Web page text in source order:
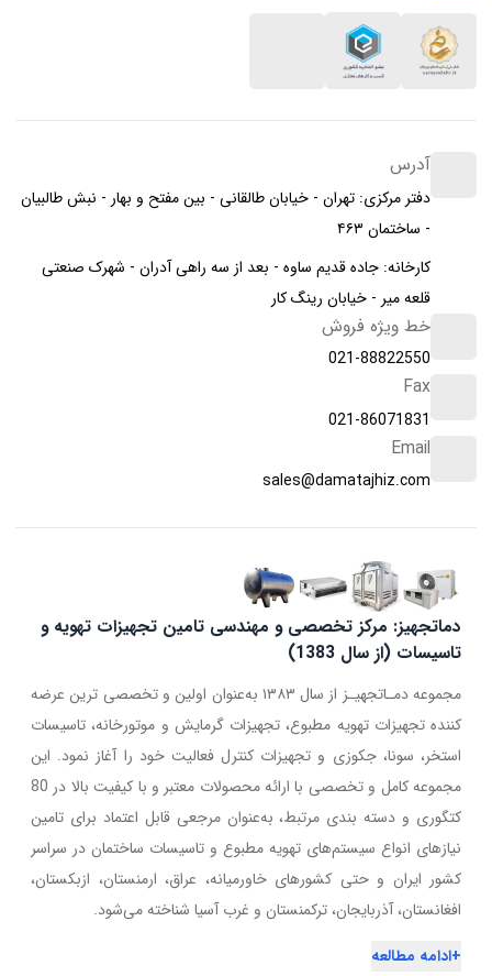
آدرس
دفتر مرکزی: تهران - خیابان طالقانی - بین مفتح و بهار - نبش طالبیان
- ساختمان ۴۶۳
کارخانه: جاده قدیم ساوه - بعد از سه راهی آدران - شهرک صنعتی
قلعه میر - خیابان رینگ کار
خط ویژه فروش
021-88822550
Fax
021-86071831
Email
sales@damatajhiz.com
دماتجهیز: مرکز تخصصی و مهندسی تامین تجهیزات تهویه و
تاسیسات (از سال 1383)
مجموعه دمـاتجهیـز از سال ۱۳۸۳ به‌عنوان اولین و تخصصی ترین عرضه
کننده تجهیزات تهویه مطبوع، تجهیزات گرمایش و موتورخانه، تاسیسات
استخر، سونا، جکوزی و تجهیزات کنترل فعالیت خود را آغاز نمود. این
مجموعه کامل و تخصصی با ارائه محصولات معتبر و با کیفیت بالا در 80
کتگوری و دسته بندی مرتبط، به‌عنوان مرجعی قابل اعتماد برای تامین
نیازهای انواع سیستم‌های تهویه مطبوع و تاسیسات ساختمان در سراسر
کشور ایران و حتی کشورهای خاورمیانه، عراق، ارمنستان، ازبکستان،
افغانستان، آذربایجان، ترکمنستان و غرب آسیا شناخته می‌شود.
+ادامه مطالعه